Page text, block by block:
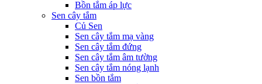
Bồn tắm áp lực
Sen cây tắm
Củ Sen
Sen cây tắm mạ vàng
Sen cây tắm đứng
Sen cây tắm âm tường
Sen cây tắm nóng lạnh
Sen bồn tắm